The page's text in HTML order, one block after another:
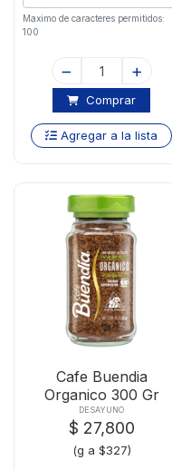
Maximo de caracteres permitidos:
100
Comprar
Agregar a la lista
Cafe Buendia
Organico 300 Gr
DESAYUNO
$ 27,800
(g a $327)